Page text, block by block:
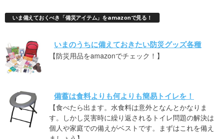
いま備えておくべき「備災アイテム」をamazonで見る！
いまのうちに備えておきたい防災グッズ各種
【防災用品をamazonでチェック！】
備蓄は食料よりも何よりも簡易トイレを！
【食べたら出ます。水食料は意外となんとかなりま
す。しかし災害時に繰り返されるトイレ問題の解決は
個人や家庭での備えがベストです。まずはこれを備え